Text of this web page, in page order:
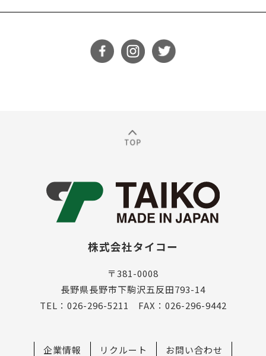
株式会社タイコー
〒381-0008
長野県長野市下駒沢五反田793-14
TEL：026-296-5211 FAX：026-296-9442
企業情報 リクルート お問い合わせ